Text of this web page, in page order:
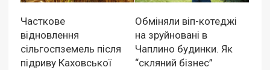
Часткове
відновлення
сільгоспземель після
підриву Каховської
Обміняли віп-котеджі
на зруйновані в
Чаплино будинки. Як
“скляний бізнес”